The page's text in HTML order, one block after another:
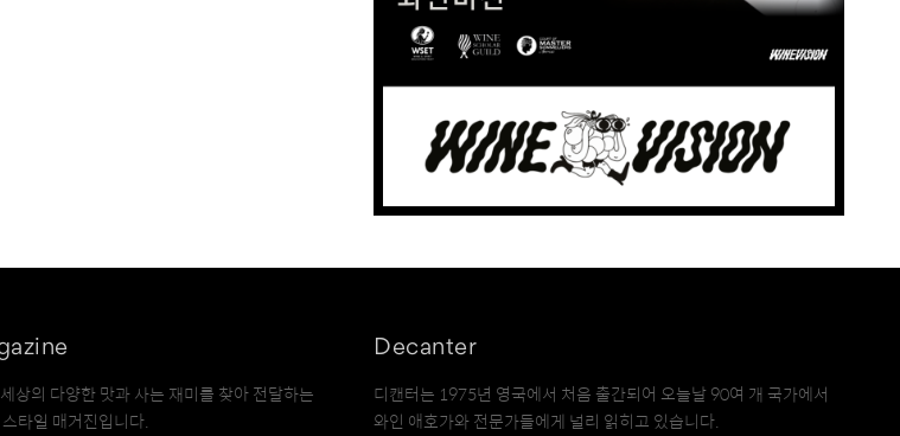
상의 다양한 맛과 사는 재미를 찾아 전달하는
타일 매거진입니다.
Decanter
디캔터는 1975년 영국에서 처음 출간되어 오늘날 90여 개 국가에서
와인 애호가와 전문가들에게 널리 읽히고 있습니다.